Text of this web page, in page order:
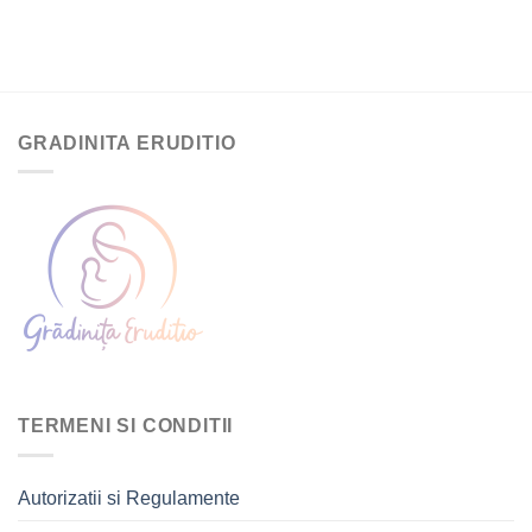
GRADINITA ERUDITIO
TERMENI SI CONDITII
Autorizatii si Regulamente